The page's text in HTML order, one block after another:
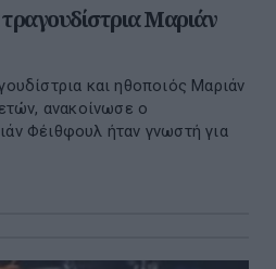
Μαριάν
και ηθοποιός Μαριάν
ανακοίνωσε ο
Φέιθφουλ ήταν γνωστή για